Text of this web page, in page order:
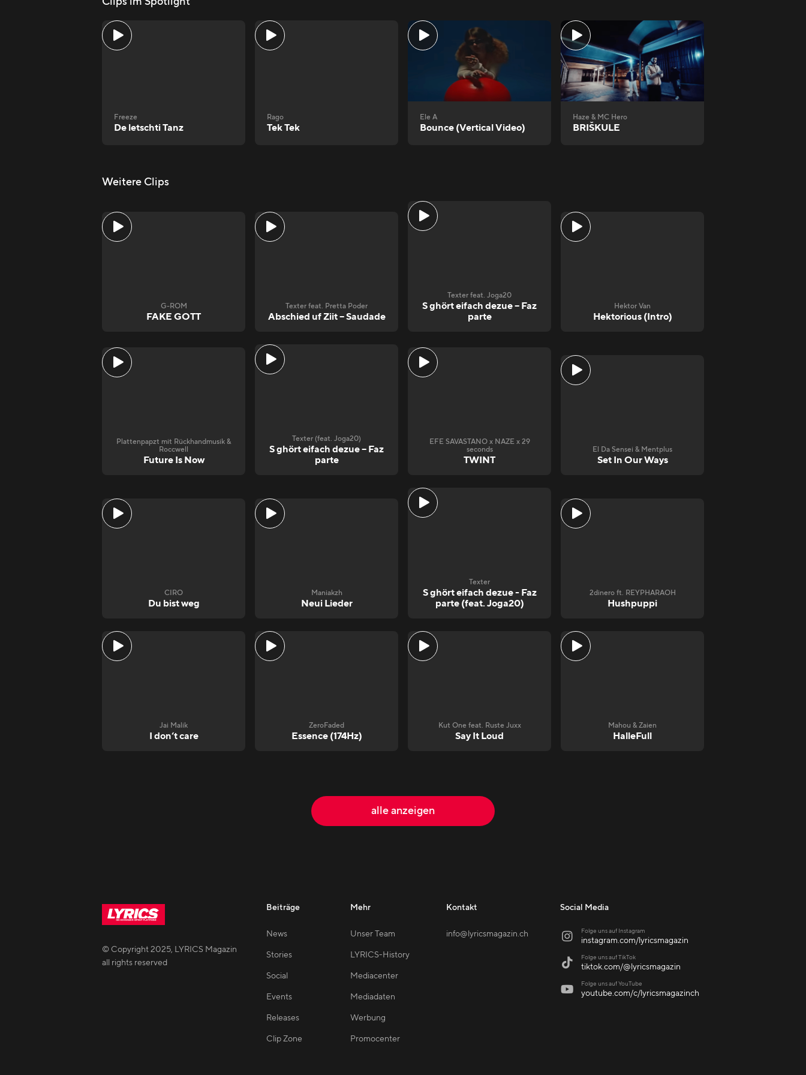
Freeze
De letschti Tanz
Rago
Tek Tek
Ele A
Bounce (Vertical Video)
Haze & MC Hero
BRIŠKULE
Weitere Clips
G-ROM
FAKE GOTT
Texter feat. Pretta Poder
Abschied uf Ziit – Saudade
Texter feat. Joga20
S ghört eifach dezue – Faz
parte
Hektor Van
Hektorious (Intro)
Plattenpapzt mit Rückhandmusik &
Roccwell
Future Is Now
Texter (feat. Joga20)
S ghört eifach dezue – Faz
parte
EFE SAVASTANO x NAZE x 29
seconds
TWINT
El Da Sensei & Mentplus
Set In Our Ways
CIRO
Du bist weg
Maniakzh
Neui Lieder
Texter
S ghört eifach dezue - Faz
parte (feat. Joga20)
2dinero ft. REYPHARAOH
Hushpuppi
Jai Malik
I don‘t care
ZeroFaded
Essence (174Hz)
Kut One feat. Ruste Juxx
Say It Loud
Mahou & Zaien
HalleFull
alle anzeigen
© Copyright2025, LYRICS Magazin
all rights reserved
Beiträge
News
Stories
Social
Events
Releases
Clip Zone
Mehr
Unser Team
LYRICS-History
Mediacenter
Mediadaten
Werbung
Promocenter
Kontakt
info@lyricsmagazin.ch
Social Media
 Folge uns auf Instagram
instagram.com/lyricsmagazin
 Folge uns auf TikTok
tiktok.com/@lyricsmagazin
 Folge uns auf YouTube
youtube.com/c/lyricsmagazinch